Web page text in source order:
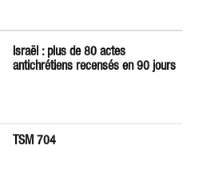
Israël : plus de 80 actes
antichrétiens recensés en 90 jours
TSM 704